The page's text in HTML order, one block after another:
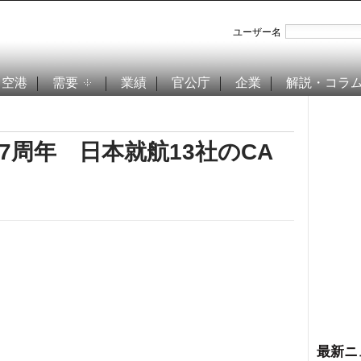
ユーザー名
空港 需要 業績 官公庁 企業 解説・コラ
最新
周年 日本就航13社のCA